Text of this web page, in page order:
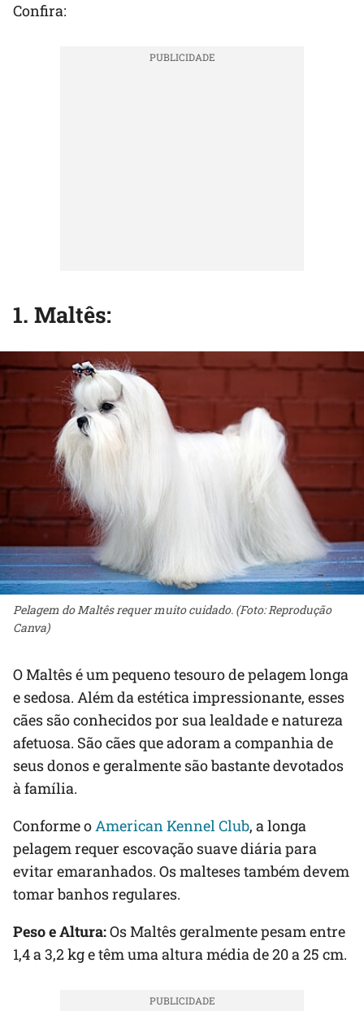
Confira:
1. Maltês:
Pelagem do Maltês requer muito cuidado. (Foto: Reprodução
Canva)
O Maltês é um pequeno tesouro de pelagem longa
e sedosa. Além da estética impressionante, esses
cães são conhecidos por sua lealdade e natureza
afetuosa. São cães que adoram a companhia de
seus donos e geralmente são bastante devotados
à família.
Conforme oAmerican Kennel Club, a longa
pelagem requer escovação suave diária para
evitar emaranhados. Os malteses também devem
tomar banhos regulares.
Peso e Altura:Os Maltês geralmente pesam entre
1,4 a 3,2 kg e têm uma altura média de 20 a 25 cm.